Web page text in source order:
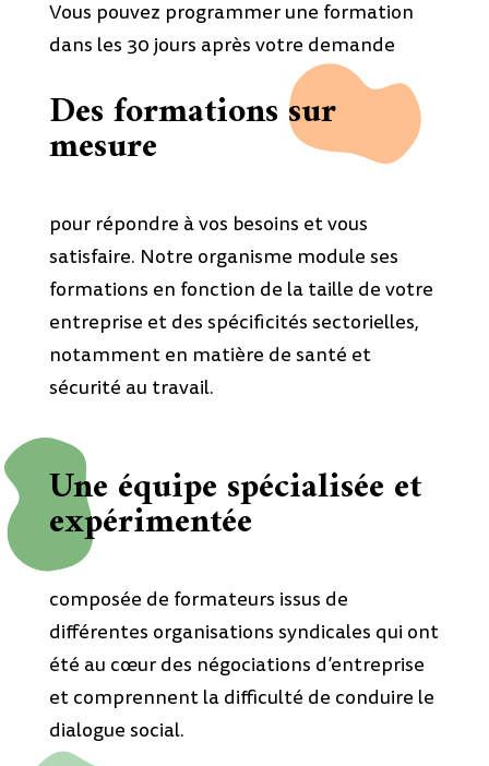
Vous pouvez programmer une formation
dans les 30 jours après votre demande
Des formations sur
mesure
pour répondre à vos besoins et vous
satisfaire. Notre organisme module ses
formations en fonction de la taille de votre
entreprise et des spécificités sectorielles,
notamment en matière de santé et
sécurité au travail.
Une équipe spécialisée et
expérimentée
composée de formateurs issus de
différentes organisations syndicales qui ont
été au cœur des négociations d’entreprise
et comprennent la difficulté de conduire le
dialogue social.